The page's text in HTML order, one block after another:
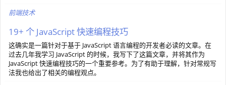
前端技术
19+ 个 JavaScript 快速编程技巧
这确实是一篇针对于基于 JavaScript 语言编程的开发者必读的文章。在
过去几年我学习 JavaScript 的时候，我写下了这篇文章，并将其作为
JavaScript 快速编程技巧的一个重要参考。为了有助于理解，针对常规写
法我也给出了相关的编程观点。